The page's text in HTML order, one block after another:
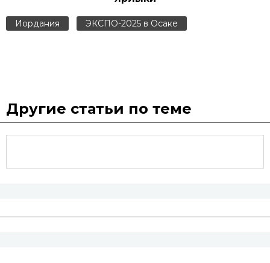
Иордания ЭКСПО-2025 в Осаке
Другие статьи по теме